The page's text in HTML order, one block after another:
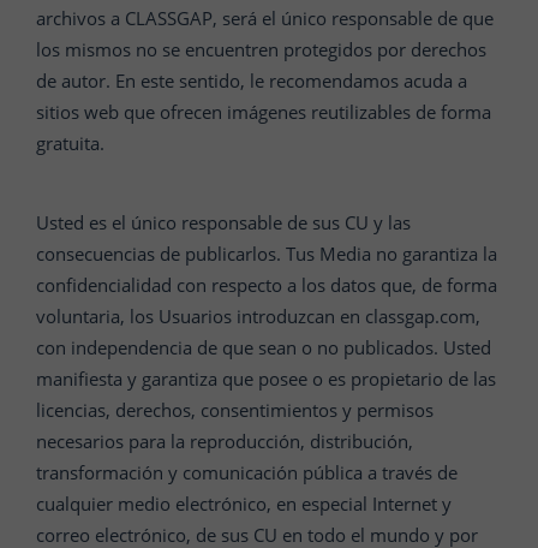
archivos a CLASSGAP, será el único responsable de que
los mismos no se encuentren protegidos por derechos
de autor. En este sentido, le recomendamos acuda a
sitios web que ofrecen imágenes reutilizables de forma
gratuita.
Usted es el único responsable de sus CU y las
consecuencias de publicarlos. Tus Media no garantiza la
confidencialidad con respecto a los datos que, de forma
voluntaria, los Usuarios introduzcan en classgap.com,
con independencia de que sean o no publicados. Usted
manifiesta y garantiza que posee o es propietario de las
licencias, derechos, consentimientos y permisos
necesarios para la reproducción, distribución,
transformación y comunicación pública a través de
cualquier medio electrónico, en especial Internet y
correo electrónico, de sus CU en todo el mundo y por